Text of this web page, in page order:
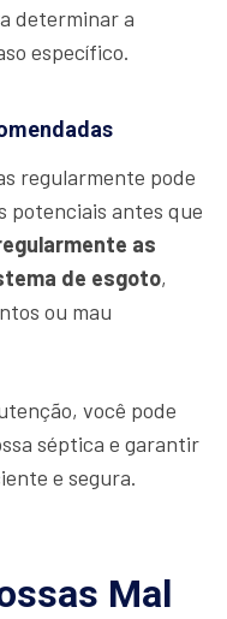
determinar a
específico.
regularmente pode
potenciais antes que
as
de esgoto,
ou mau
você pode
séptica e garantir
e segura.
Mal